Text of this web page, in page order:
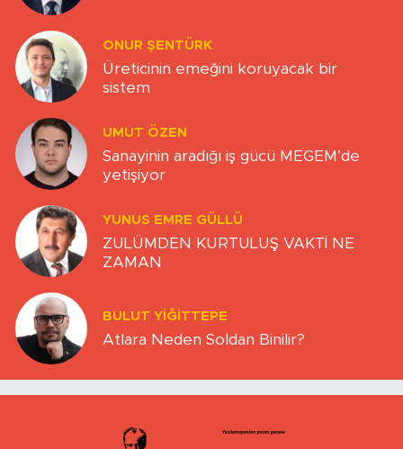
ONUR ŞENTÜRK
Üreticinin emeğini koruyacak bir
sistem
UMUT ÖZEN
Sanayinin aradığı iş gücü MEGEM’de
yetişiyor
YUNUS EMRE GÜLLÜ
ZULÜMDEN KURTULUŞ VAKTİ NE
ZAMAN
BULUT YİĞİTTEPE
Atlara Neden Soldan Binilir?